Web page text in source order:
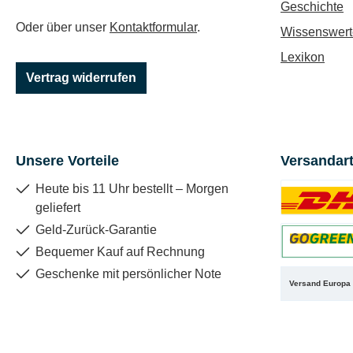
Oder über unser Kontaktformular.
Vertrag widerrufen
Geschichte
Lexikon
Unsere Vorteile
Heute bis 11 Uhr bestellt – Morgen
geliefert
Geld-Zurück-Garantie
Bequemer Kauf auf Rechnung
Geschenke mit persönlicher Note
Versand Europa